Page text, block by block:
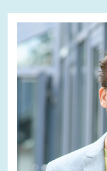
öffnet
in
vergrößerter
Ansicht